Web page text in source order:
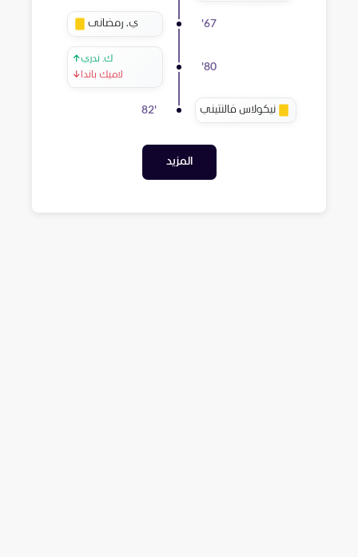
67
' ي. رمضانى
80
'
↑ك. ندري
↓ لاميك باندا
نيكولاس فالنتيني 82'
المزيد